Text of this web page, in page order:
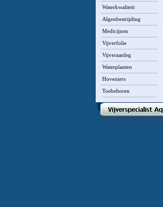
Waterkwaliteit
Algenbestrijding
Medicijnen
Vijverfolie
Vijveraanleg
Waterplanten
Hoveniers
Toebehoren